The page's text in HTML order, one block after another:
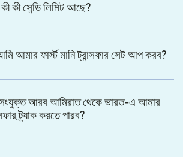
কী সেন্ডি লিমিট আছে?
আমার ফার্স্ট মানি ট্রান্সফার সেট আপ করব?
আরব আমিরাত থেকে ভারত-এ আমার
ট্র্যাক করতে পারব?